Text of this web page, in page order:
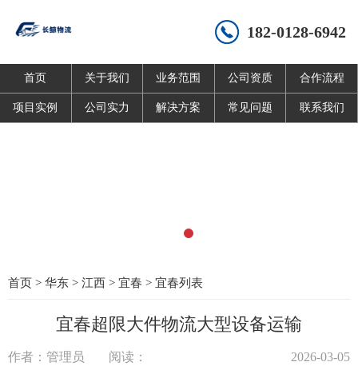
182-0128-6942
首页 关于我们 业务范围 公司资质 合作流程
项目实例 公司实力 解决方案 常见问题 联系我们
首页 > 华东 > 江西 > 宜春 > 宜春列表
宜春超限大件物流大型设备运输
作者：管理员 阅读： 2026-03-05